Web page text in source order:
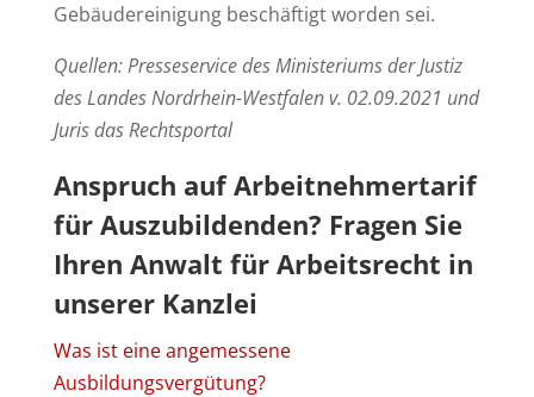
Gebäudereinigung beschäftigt worden sei.
Quellen: Presseservice des Ministeriums der Justiz
des Landes Nordrhein-Westfalen v. 02.09.2021 und
Juris das Rechtsportal
Anspruch auf Arbeitnehmertarif
für Auszubildenden? Fragen Sie
Ihren Anwalt für Arbeitsrecht in
unserer Kanzlei
Was ist eine angemessene
Ausbildungsvergütung?